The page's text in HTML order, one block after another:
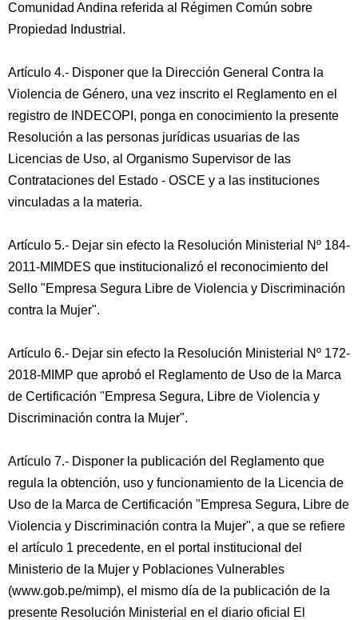
Comunidad Andina referida al Régimen Común sobre
Propiedad Industrial.
Artículo 4.- Disponer que la Dirección General Contra la
Violencia de Género, una vez inscrito el Reglamento en el
registro de INDECOPI, ponga en conocimiento la presente
Resolución a las personas jurídicas usuarias de las
Licencias de Uso, al Organismo Supervisor de las
Contrataciones del Estado - OSCE y a las instituciones
vinculadas a la materia.
Artículo 5.- Dejar sin efecto la Resolución Ministerial Nº 184-
2011-MIMDES que institucionalizó el reconocimiento del
Sello "Empresa Segura Libre de Violencia y Discriminación
contra la Mujer".
Artículo 6.- Dejar sin efecto la Resolución Ministerial Nº 172-
2018-MIMP que aprobó el Reglamento de Uso de la Marca
de Certificación "Empresa Segura, Libre de Violencia y
Discriminación contra la Mujer".
Artículo 7.- Disponer la publicación del Reglamento que
regula la obtención, uso y funcionamiento de la Licencia de
Uso de la Marca de Certificación "Empresa Segura, Libre de
Violencia y Discriminación contra la Mujer", a que se refiere
el artículo 1 precedente, en el portal institucional del
Ministerio de la Mujer y Poblaciones Vulnerables
(www.gob.pe/mimp), el mismo día de la publicación de la
presente Resolución Ministerial en el diario oficial El